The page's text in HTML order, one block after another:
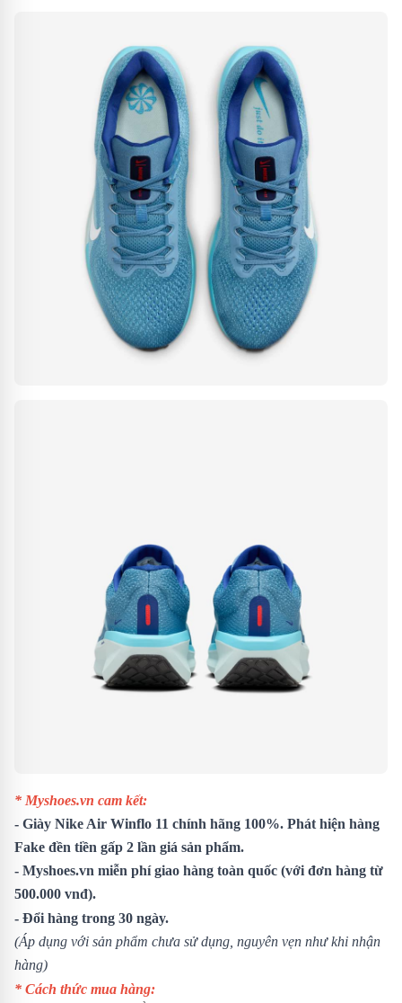
* Myshoes.vn cam kết:
- Giày Nike Air Winflo 11 chính hãng 100%. Phát hiện hàng
Fake đền tiền gấp 2 lần giá sản phẩm.
- Myshoes.vn miễn phí giao hàng toàn quốc (với đơn hàng từ
500.000 vnđ).
- Đổi hàng trong 30 ngày.
(Áp dụng với sản phẩm chưa sử dụng, nguyên vẹn như khi nhận
hàng)
* Cách thức mua hàng: